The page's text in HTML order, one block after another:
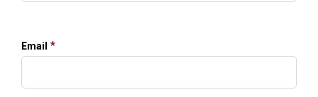
Email *